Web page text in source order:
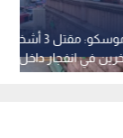
في انفجار داخل